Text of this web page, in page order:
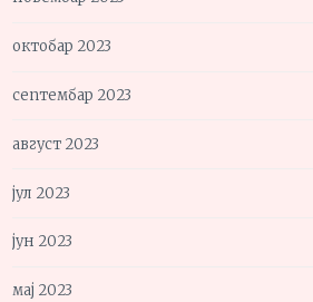
октобар 2023
септембар 2023
август 2023
јул 2023
јун 2023
мај 2023